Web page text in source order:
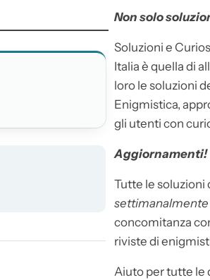
Non solo
Soluzioni e
Italia è quella di
loro le soluzioni
Enigmistica,
gli utenti con
Aggiornamenti!
Tutte le soluzioni
settimanalmente
concomitanza
riviste di
Aiuto per tutte le